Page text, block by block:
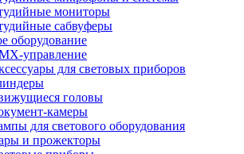
мониторы
сабвуферы
оборудование
управление
для световых приборов
головы
камеры
для светового оборудования
и прожекторы